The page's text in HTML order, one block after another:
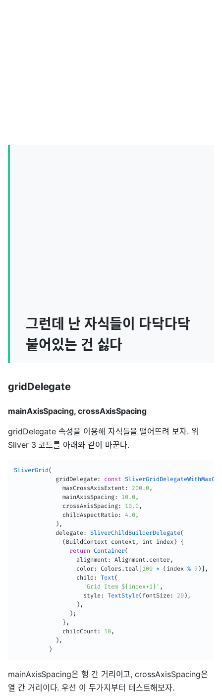
그런데 난 자식들이 다닥다닥
붙어있는 건 싫다
gridDelegate
mainAxisSpacing, crossAxisSpacing
gridDelegate 속성을 이용해 자식들을 떨어뜨려 보자. 위
Sliver 3 코드를 아래와 같이 바꾼다.
SliverGrid(
            gridDelegate
: const
              maxCrossAxisExtent
: 200.0,
              mainAxisSpacing
: 10.0,
              crossAxisSpacing
: 10.0,
              childAspectRatio
: 4.0,
) ,
            delegate
: SliverChildBuilderDelegate(
( BuildContext context , int index )
{
return Container(
                  alignment
: Alignment . center,
                  color
: Colors . teal [100 * ( index % 9 ) ] ,
                  child
: Text(
'Grid Item ${index+1}' ,
                    style
: TextStyle( fontSize: 20) ,
) ,
) ;
} ,
              childCount
: 10,
) ,
)
mainAxisSpacing은 행 간 거리이고, crossAxisSpacing은
열 간 거리이다. 우선 이 두가지부터 테스트해보자.